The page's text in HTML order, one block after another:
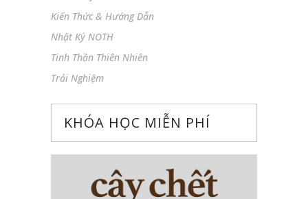
Kiến Thức & Hướng Dẫn
Nhật Ký NOTH
Tinh Thần Thiên Nhiên
Trải Nghiệm
KHÓA HỌC MIỄN PHÍ